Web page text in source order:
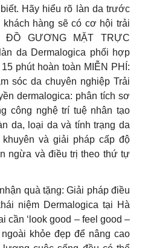
Hãy hiểu rõ làn da trước
hàng sẽ có cơ hội trải
GƯƠNG MẶT TRỰC
da Dermalogica phối hợp
phút hoàn toàn MIỄN PHÍ:
sóc da chuyên nghiệp Trải
dermalogica: phân tích sơ
công nghệ trí tuệ nhân tạo
da, loại da và tính trạng da
và giải pháp cấp độ
ngừa và điều trị theo thứ tự
quà tặng: Giải pháp điều
niệm Dermalogica tại Hà
cần ‘look good – feel good –
khỏe đẹp để nâng cao